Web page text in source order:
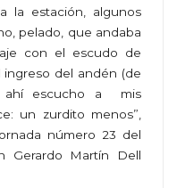
la estación, algunos
pelado, que andaba
con el escudo de
ingreso del andén (de
ahí escucho a mis
un zurdito menos”,
número 23 del
Gerardo Martín Dell